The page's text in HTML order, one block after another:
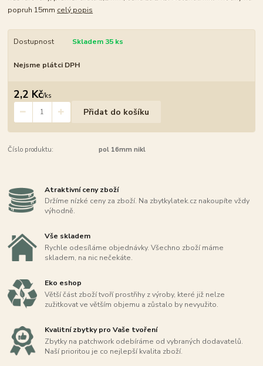
popruh 15mm celý popis
Dostupnost Skladem 35 ks
Nejsme plátci DPH
2,2 Kč/ks
Přidat do košíku
Číslo produktu: pol 16mm nikl
Atraktivní ceny zboží
Držíme nízké ceny za zboží. Na zbytkylatek.cz nakoupíte vždy
výhodně.
Vše skladem
Rychle odesíláme objednávky. Všechno zboží máme
skladem, na nic nečekáte.
Eko eshop
Větší část zboží tvoří prostřihy z výroby, které již nelze
zužitkovat ve větším objemu a zůstalo by nevyužito.
Kvalitní zbytky pro Vaše tvoření
Zbytky na patchwork odebíráme od vybraných dodavatelů.
Naší prioritou je co nejlepší kvalita zboží.